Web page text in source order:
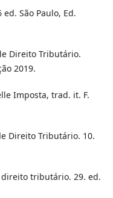
ed. São Paulo, Ed.
Direito Tributário.
2019.
Imposta, trad. it. F.
Direito Tributário. 10.
direito tributário. 29. ed.